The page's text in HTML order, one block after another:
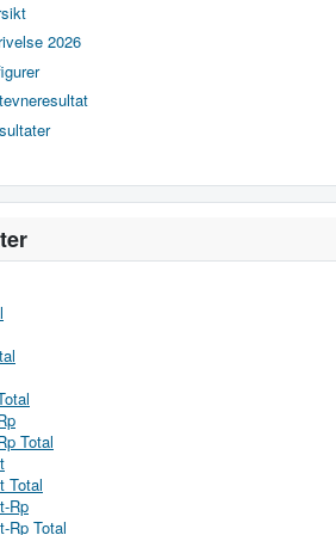
2026
Total
Total
Rp
Rp Total